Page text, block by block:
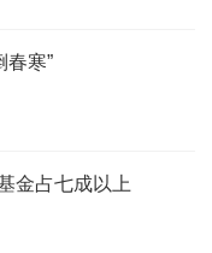
春寒”
金占七成以上